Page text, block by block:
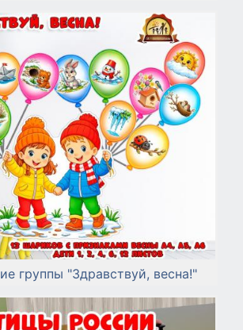
группы "Здравствуй, весна!"